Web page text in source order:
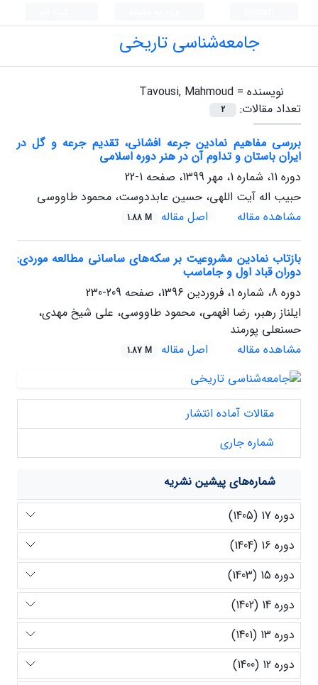
جامعه‌شناسی تاریخی
نویسنده = Tavousi, Mahmoud
تعداد مقالات:
2
بررسی مفاهیم نمادین جرعه افشانی، تقدیم جرعه و گل در
ایران باستان و تداوم آن در هنر دوره اسلامی
دوره 11، شماره 1، مهر 1399، صفحه
1-22
حبیب اله آیت اللهی، حسین عابددوست، محمود طاووسی
مشاهده مقاله
اصل مقاله 1.88 M
بازتاب نمادین مشروعیت بر سکه‌های ساسانی مطالعه موردی:
دوران قباد اول و جاماسب
دوره 8، شماره 1، فروردین 1396، صفحه
209-230
ایلناز رهبر، رضا افهمی، محمود طاووسی، علی شیخ مهدی،
حسنعلی پورمند
مشاهده مقاله
اصل مقاله 1.87 M
مقالات آماده انتشار
شماره جاری
شماره‌های پیشین نشریه
دوره 17 (1405)
دوره 16 (1404)
دوره 15 (1403)
دوره 14 (1402)
دوره 13 (1401)
دوره 12 (1400)